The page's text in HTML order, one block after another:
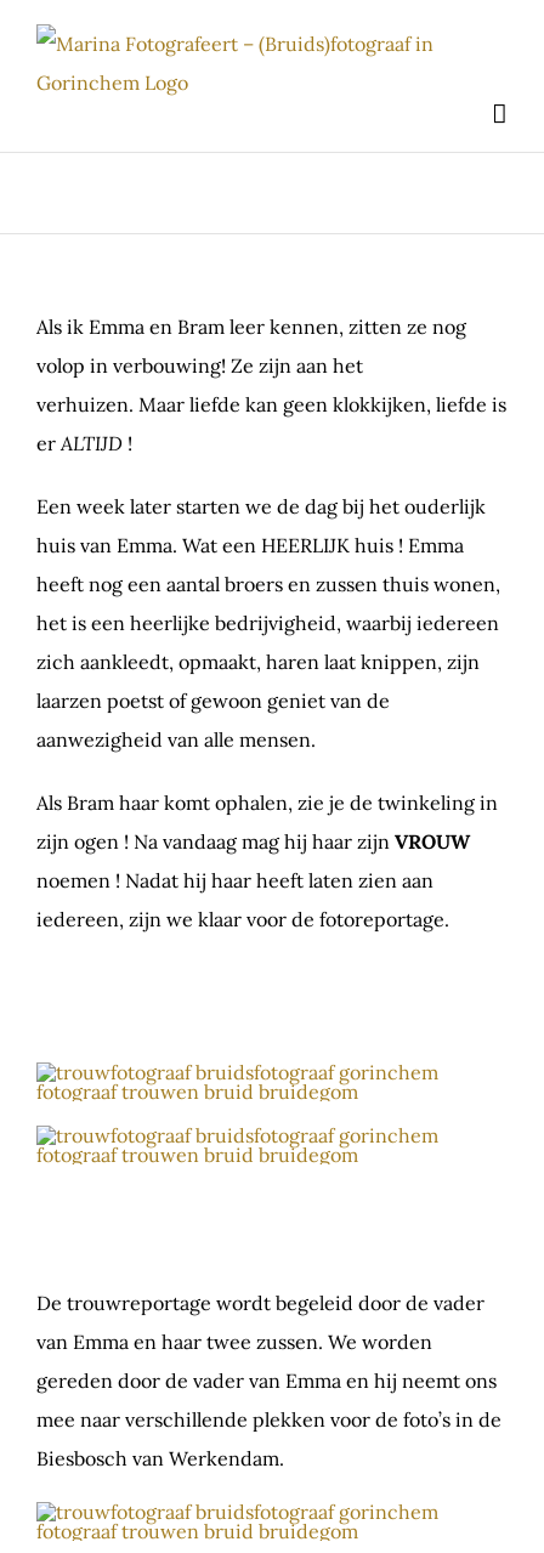
inhoud
Als ik Emma en Bram leer kennen, zitten ze nog
volop in verbouwing! Ze zijn aan het
verhuizen. Maar liefde kan geen klokkijken, liefde is
erALTIJD !
Een week later starten we de dag bij het ouderlijk
huis van Emma. Wat een HEERLIJK huis ! Emma
heeft nog een aantal broers en zussen thuis wonen,
het is een heerlijke bedrijvigheid, waarbij iedereen
zich aankleedt, opmaakt, haren laat knippen, zijn
laarzen poetst of gewoon geniet van de
aanwezigheid van alle mensen.
Als Bram haar komt ophalen, zie je de twinkeling in
zijn ogen ! Na vandaag mag hij haar zijn VROUW
noemen ! Nadat hij haar heeft laten zien aan
iedereen, zijn we klaar voor de fotoreportage.
De trouwreportage wordt begeleid door de vader
van Emma en haar twee zussen. We worden
gereden door de vader van Emma en hij neemt ons
mee naar verschillende plekken voor de foto’s in de
Biesbosch van Werkendam.